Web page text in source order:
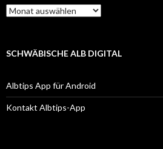
Kalendarische
Übersicht
SCHWÄBISCHE ALB DIGITAL
Albtips App für Android
Kontakt Albtips-App